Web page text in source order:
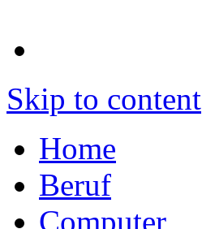
Skip to content
Home
Beruf
Computer